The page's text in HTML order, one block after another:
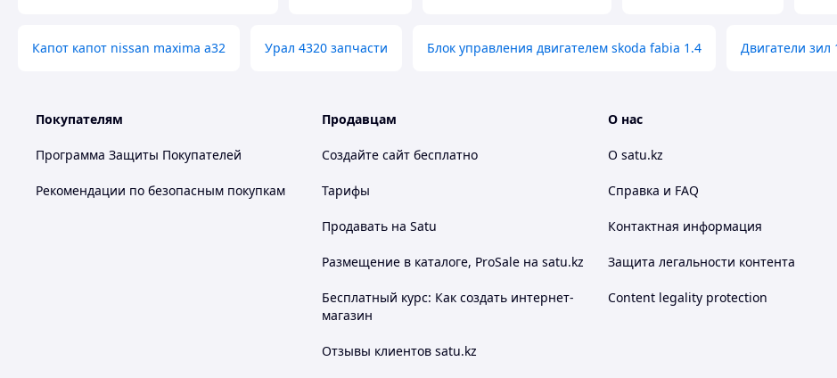
Капот капот nissan maxima a32 Урал 4320 запчасти Блок управления двигателем skoda fabia 1.4 Двигатели зил
Покупателям
Программа Защиты Покупателей
Рекомендации по безопасным покупкам
Продавцам
Создайте сайт бесплатно
Тарифы
Продавать на Satu
Размещение в каталоге, ProSale на satu.kz
Бесплатный курс: Как создать интернет-
магазин
Отзывы клиентов satu.kz
О нас
О satu.kz
Справка и FAQ
Контактная информация
Защита легальности контента
Content legality protection